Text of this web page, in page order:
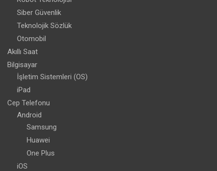
Siber Güvenlik
Teknolojik Sözlük
Otomobil
Akıllı Saat
Bilgisayar
İşletim Sistemleri (OS)
iPad
Cep Telefonu
Android
Samsung
Huawei
One Plus
iOS